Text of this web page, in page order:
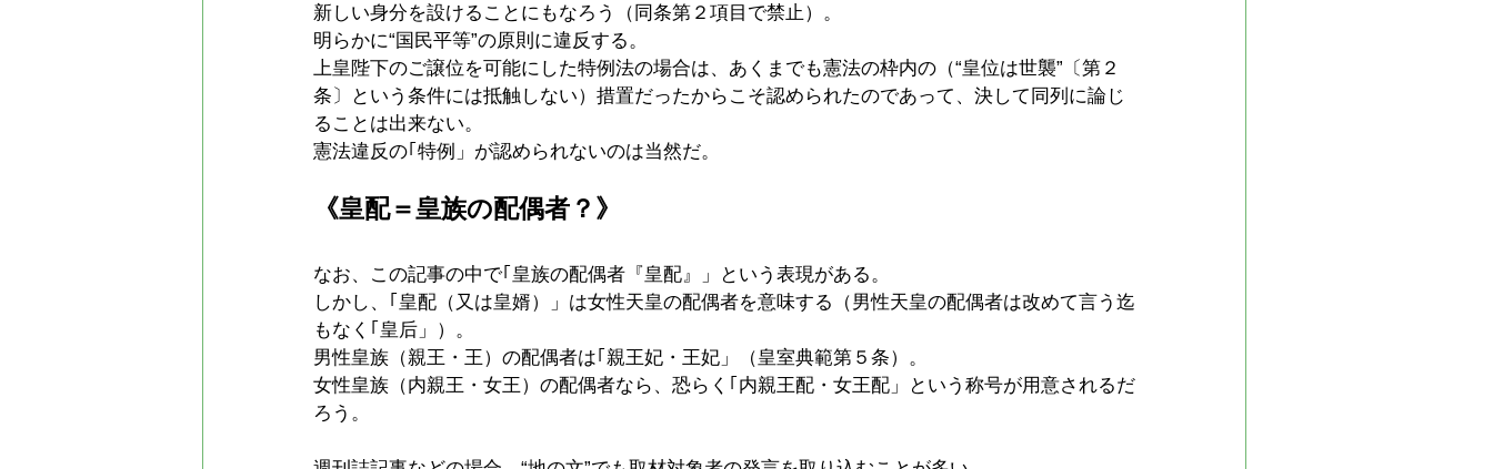
新しい身分を設けることにもなろう（同条第２項目で禁止）。
明らかに“国民平等”の原則に違反する。
上皇陛下のご譲位を可能にした特例法の場合は、あくまでも憲法の枠内の（“皇位は世襲”〔第２
条〕という条件には抵触しない）措置だったからこそ認められたのであって、決して同列に論じ
ることは出来ない。
憲法違反の｢特例」が認められないのは当然だ。
《皇配＝皇族の配偶者？》
なお、この記事の中で｢皇族の配偶者『皇配』」という表現がある。
しかし、｢皇配（又は皇婿）」は女性天皇の配偶者を意味する（男性天皇の配偶者は改めて言う迄
もなく｢皇后」）。
男性皇族（親王・王）の配偶者は｢親王妃・王妃」（皇室典範第５条）。
女性皇族（内親王・女王）の配偶者なら、恐らく｢内親王配・女王配」という称号が用意されるだ
ろう。